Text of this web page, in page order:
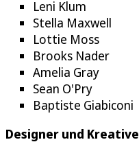
Leni Klum
Stella Maxwell
Lottie Moss
Brooks Nader
Amelia Gray
Sean O'Pry
Baptiste Giabiconi
Designer und Kreative